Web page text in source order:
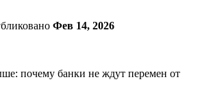
Фев 14, 2026
почему банки не ждут перемен от